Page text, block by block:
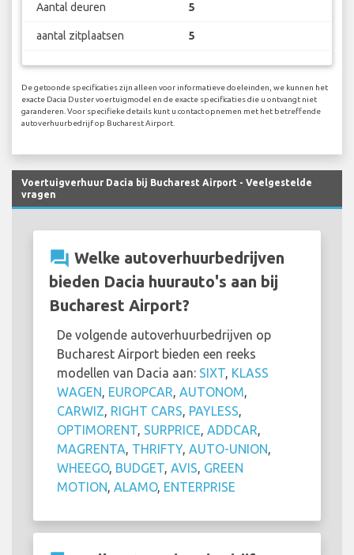
Aantal deuren 5
aantal zitplaatsen 5
De getoonde specificaties zijn alleen voor informatieve doeleinden, we kunnen het
exacte Dacia Duster voertuigmodel en de exacte specificaties die u ontvangt niet
garanderen. Voor specifieke details kunt u contact opnemen met het betreffende
autoverhuurbedrijf op Bucharest Airport.
Voertuigverhuur Dacia bij Bucharest Airport - Veelgestelde
vragen
question_answer Welke autoverhuurbedrijven
bieden Dacia huurauto's aan bij
Bucharest Airport?
De volgende autoverhuurbedrijven op
Bucharest Airport bieden een reeks
modellen van Dacia aan: SIXT KLASS
WAGEN EUROPCAR AUTONOM
CARWIZ RIGHT CARS PAYLESS
OPTIMORENT SURPRICE ADDCAR
MAGRENTA THRIFTY, AUTO-UNION
WHEEGO, BUDGET AVIS GREEN
MOTION ALAMO, ENTERPRISE